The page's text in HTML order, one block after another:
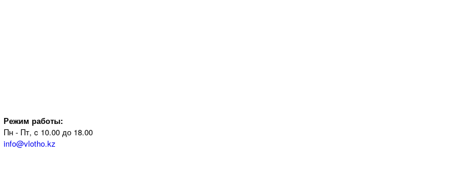
Режим работы:
Пн - Пт, c 10.00 до 18.00
info@vlotho.kz